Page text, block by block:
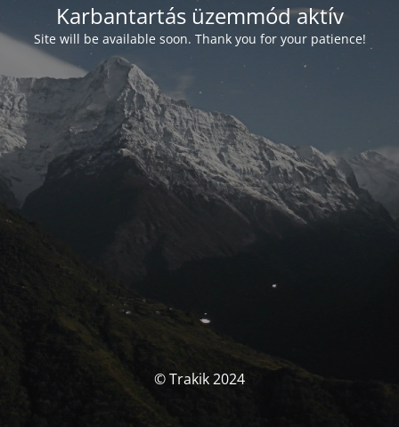
Karbantartás üzemmód aktív
Site will be available soon. Thank you for your patience!
© Trakik 2024